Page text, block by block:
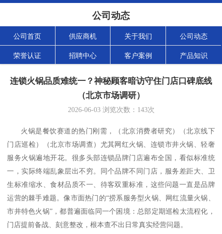
公司动态
公司首页 供应商机 关于我们 公司动态
荣誉认证 招聘中心 客户案例 产品知识
连锁火锅品质难统一？神秘顾客暗访守住门店口碑底线
（北京市场调研）
2026-06-03浏览次数： 143次
火锅是餐饮赛道的热门刚需，
（北京消费者研究）（北京线下
门店巡检）（北京市场调查） 尤其网红火锅、连锁市井火锅、轻奢
服务火锅遍地开花。很多头部连锁品牌门店遍布全国，看似标准统
一，实际终端乱象层出不穷。同个品牌不同门店，服务差距大、卫
生标准缩水、食材品质不一、待客双重标准，这些问题一直是品牌
运营的棘手难题。像市面热门的“捞系服务型火锅、网红流量火锅、
市井特色火锅”，都普遍面临同一个困境：总部定期巡检太流程化，
门店提前备战、刻意整改，根本查不出日常真实经营问题。